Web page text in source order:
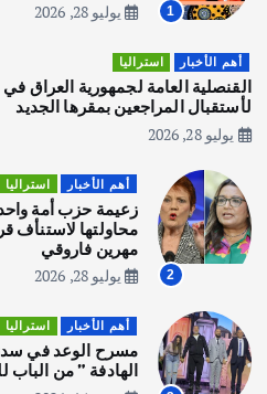
3
يوليو 30, 2026
4
المقبل
يوليو 28, 2026
أهم الأخبار ثقافة وفنون
انطلاق ورشة التمثيل في مدينة كلباء
أغسطس 5, 2026
1
يوليو 28, 2026
أهم الأخبار استراليا
القنصلية العامة لجمهورية العراق
لأستقبال المراجعين بمقرها الجديد
يوليو 28, 2026
2
أهم الأخبار استراليا
زعيمة حزب أمة
محاولتها لاستنأف
مهرين فاروقي
يوليو 28, 2026
أهم الأخبار استراليا
مسرح الوعد في
الهادفة ” من الباب